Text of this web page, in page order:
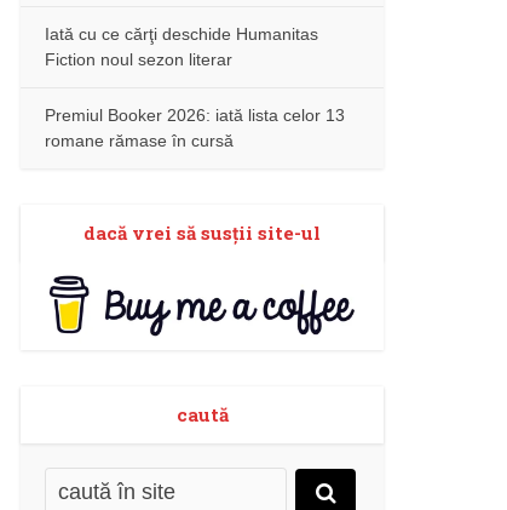
Iată cu ce cărţi deschide Humanitas
Fiction noul sezon literar
Premiul Booker 2026: iată lista celor 13
romane rămase în cursă
dacă vrei să susţii site-ul
caută